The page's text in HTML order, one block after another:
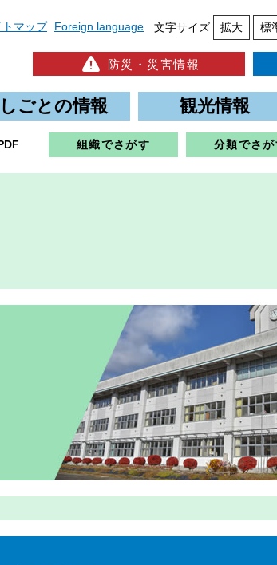
トマップ Foreign language 文字サイズ 拡大 標
防災・災害情報
しごとの情報 観光情報
組織でさがす 分類でさが